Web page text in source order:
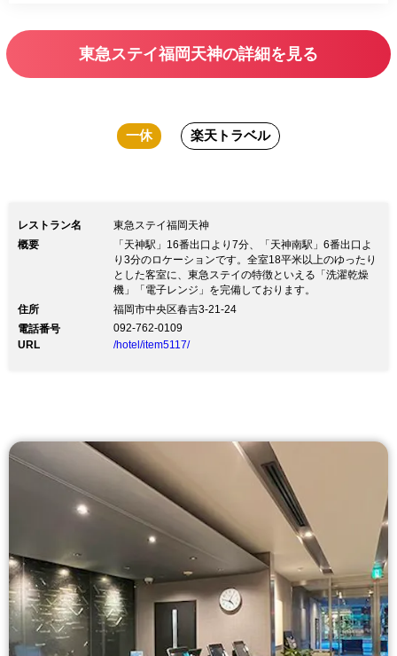
東急ステイ福岡天神の詳細を見る
一休 楽天トラベル
レストラン名
東急ステイ福岡天神
概要
「天神駅」16番出口より7分、「天神南駅」6番出口よ
り3分のロケーションです。全室18平米以上のゆったり
とした客室に、東急ステイの特徴といえる「洗濯乾燥
機」「電子レンジ」を完備しております。
住所
福岡市中央区春吉3-21-24
電話番号
092-762-0109
URL
/hotel/item5117/